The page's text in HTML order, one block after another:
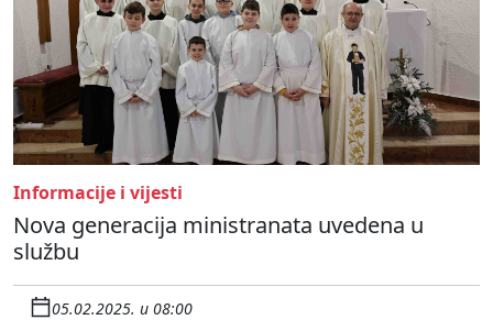
Informacije i vijesti
Nova generacija ministranata uvedena u
službu
05.02.2025. u 08:00